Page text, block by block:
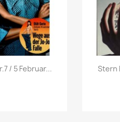
/ 5 Februar... Stern